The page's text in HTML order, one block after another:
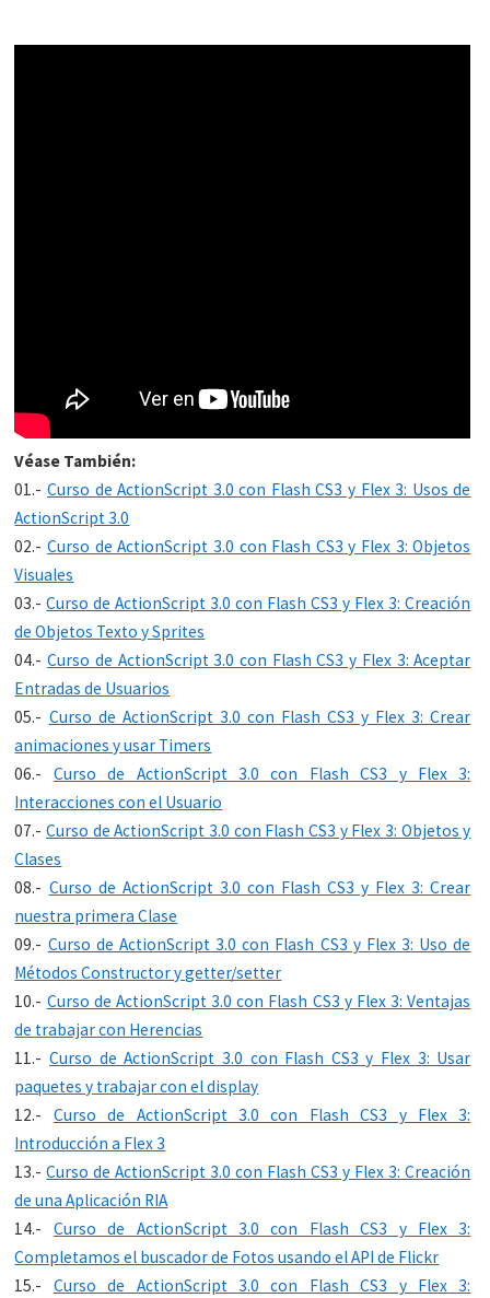
Véase También:
01.-Curso de ActionScript 3.0 con Flash CS3 y Flex 3: Usos de
ActionScript 3.0
02.-Curso de ActionScript 3.0 con Flash CS3 y Flex 3: Objetos
Visuales
03.-Curso de ActionScript 3.0 con Flash CS3 y Flex 3: Creación
de Objetos Texto y Sprites
04.-Curso de ActionScript 3.0 con Flash CS3 y Flex 3: Aceptar
Entradas de Usuarios
05.- Curso de ActionScript 3.0 con Flash CS3 y Flex 3: Crear
animaciones y usar Timers
06.- Curso de ActionScript 3.0 con Flash CS3 y Flex 3:
Interacciones con el Usuario
07.-Curso de ActionScript 3.0 con Flash CS3 y Flex 3: Objetos y
Clases
08.- Curso de ActionScript 3.0 con Flash CS3 y Flex 3: Crear
nuestra primera Clase
09.- Curso de ActionScript 3.0 con Flash CS3 y Flex 3: Uso de
Métodos Constructor y getter/setter
10.- Curso de ActionScript 3.0 con Flash CS3 y Flex 3: Ventajas
de trabajar con Herencias
11.-Curso de ActionScript 3.0 con Flash CS3 y Flex 3: Usar
paquetes y trabajar con el display
12.- Curso de ActionScript 3.0 con Flash CS3 y Flex 3:
Introducción a Flex 3
13.-Curso de ActionScript 3.0 con Flash CS3 y Flex 3: Creación
de una Aplicación RIA
14.- Curso de ActionScript 3.0 con Flash CS3 y Flex 3:
Completamos el buscador de Fotos usando el API de Flickr
15.- Curso de ActionScript 3.0 con Flash CS3 y Flex 3: